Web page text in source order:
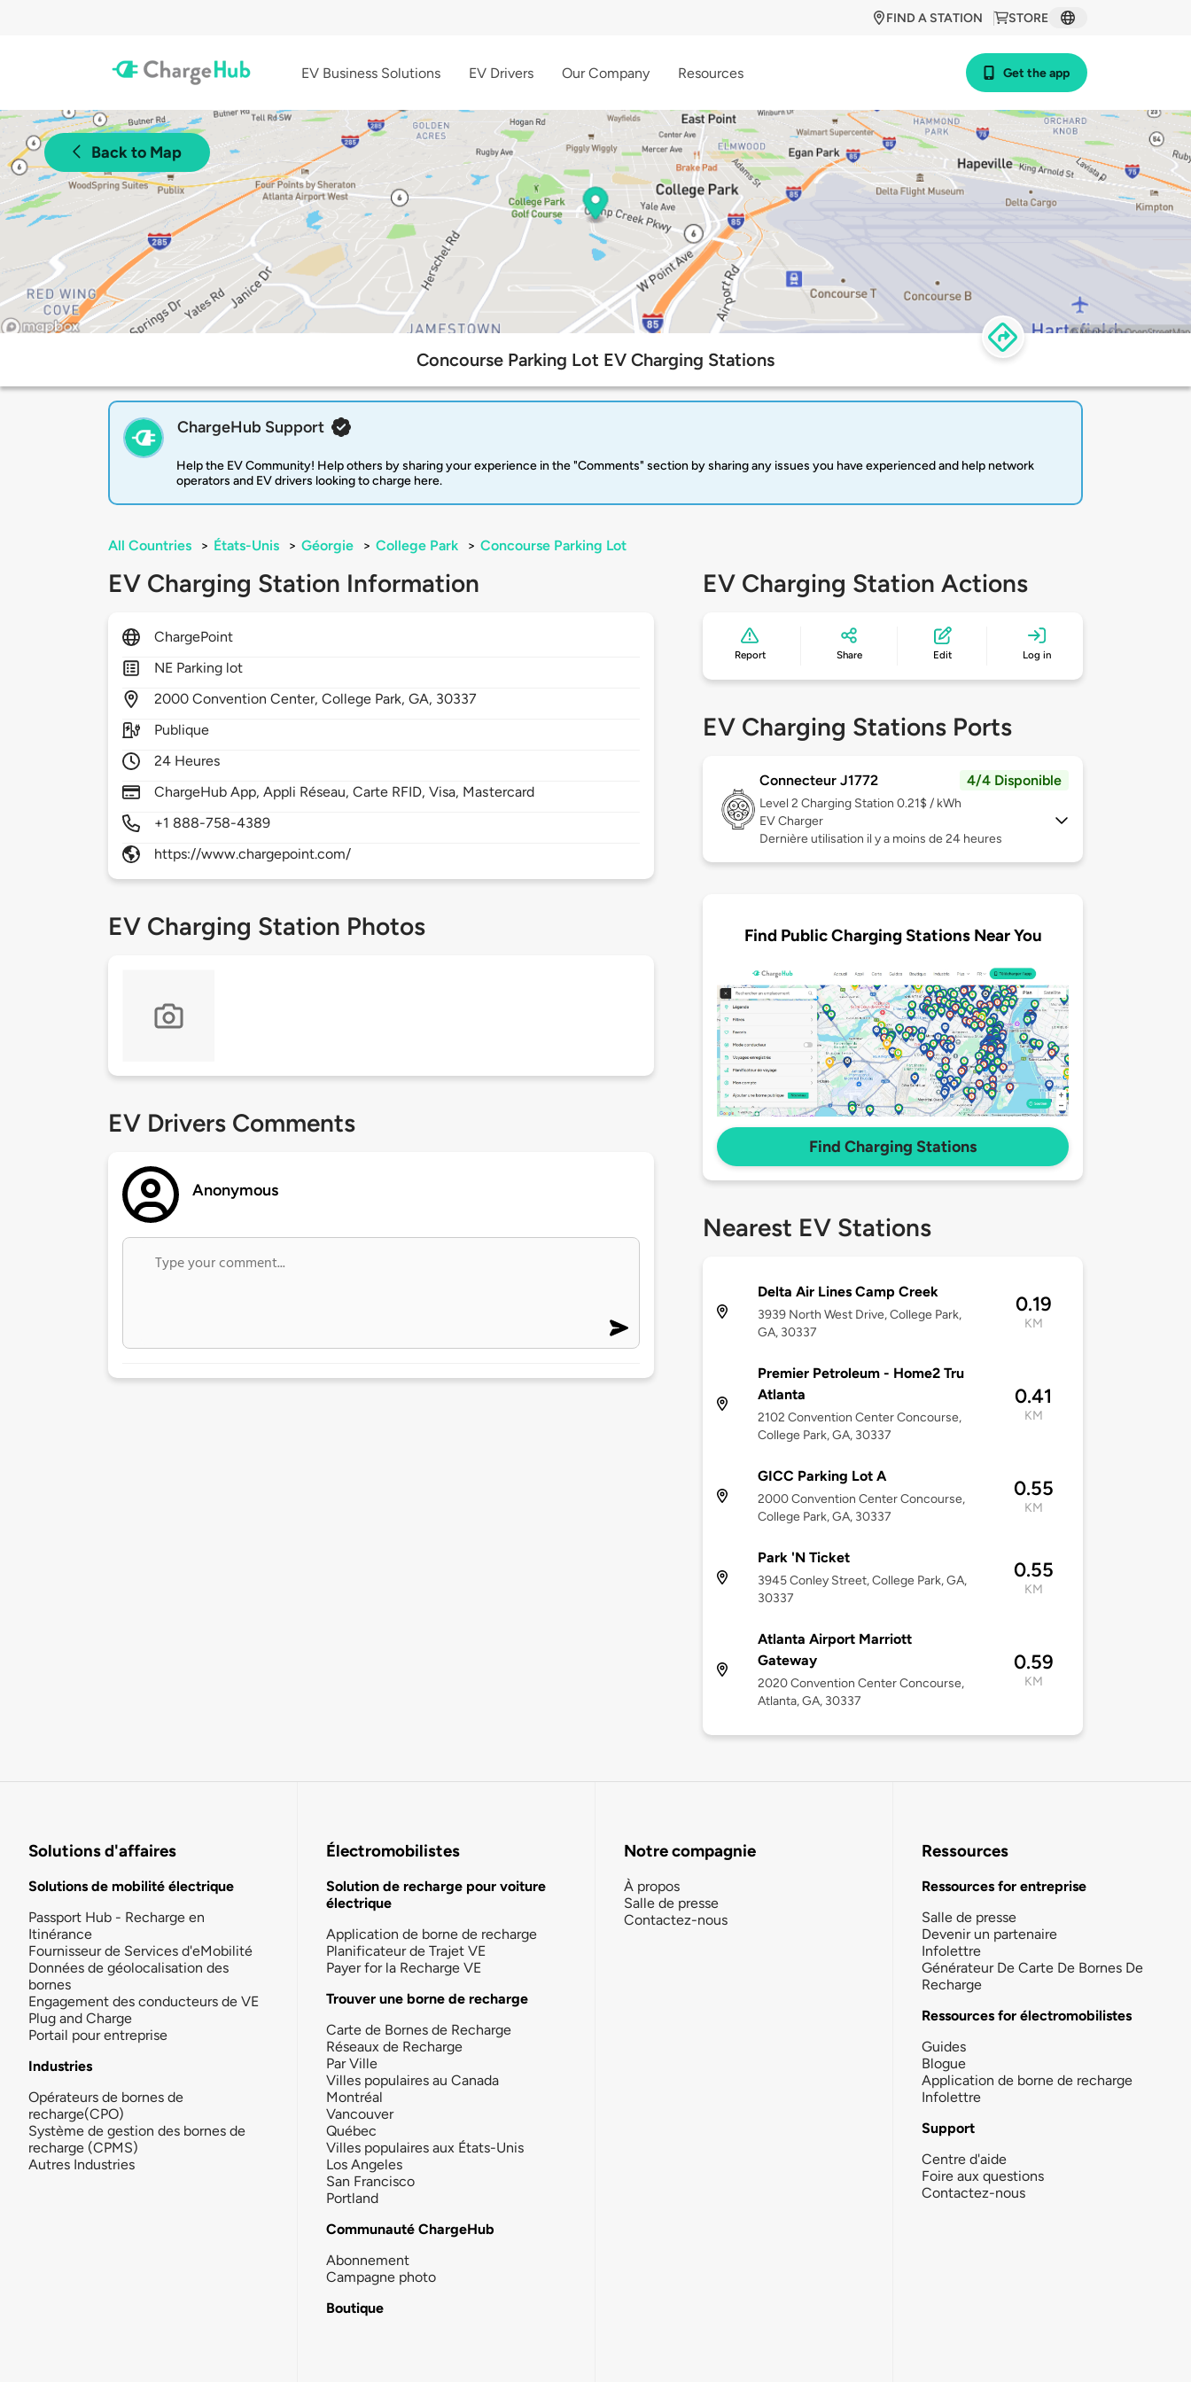
STORE
FIND A STATION
EV Business Solutions EV Drivers Our Company Resources Get the app
Back to Map
Concourse Parking Lot EV Charging Stations
ChargeHub Support
Help the EV Community! Help others by sharing your experience in the "Comments" section by sharing any issues you have experienced and help network
operators and EV drivers looking to charge here.
All Countries > États-Unis > Géorgie > College Park > Concourse Parking Lot
EV Charging Station Information
ChargePoint
NE Parking lot
2000Convention Center,College Park,GA, 30337
Publique
24 Heures
ChargeHub App, Appli Réseau, Carte RFID, Visa, Mastercard
+1 888-758-4389
https://www.chargepoint.com/
EV Charging Station Photos
EV Drivers Comments
Anonymous
EV Charging Station Actions
Report Share Edit Log in
EV Charging Stations Ports
Connecteur J1772 4/4 Disponible
Level 2 Charging Station 0.21$ / kWh
EV Charger
Dernière utilisation il y a moins de 24 heures
Find Public Charging Stations Near You
Find Charging Stations
Nearest EV Stations
Delta Air Lines Camp Creek
3939 North West Drive, College Park,
GA, 30337
0.19
KM
Premier Petroleum - Home2 Tru
Atlanta
2102 Convention Center Concourse,
College Park, GA, 30337
0.41
KM
GICC Parking Lot A
2000 Convention Center Concourse,
College Park, GA, 30337
0.55
KM
Park 'N Ticket
3945 Conley Street, College Park, GA,
30337
0.55
KM
Atlanta Airport Marriott
Gateway
2020 Convention Center Concourse,
Atlanta, GA, 30337
0.59
KM
Solutions d'affaires
Solutions de mobilité électrique
Passport Hub - Recharge en
Itinérance
Fournisseur de Services d'eMobilité
Données de géolocalisation des
bornes
Engagement des conducteurs de VE
Plug and Charge
Portail pour entreprise
Industries
Opérateurs de bornes de
recharge(CPO)
Système de gestion des bornes de
recharge (CPMS)
Autres Industries
Électromobilistes
Solution de recharge pour voiture
électrique
Application de borne de recharge
Planificateur de Trajet VE
Payer for la Recharge VE
Trouver une borne de recharge
Carte de Bornes de Recharge
Réseaux de Recharge
Par Ville
Villes populaires au Canada
Montréal
Vancouver
Québec
Villes populaires aux États-Unis
Los Angeles
San Francisco
Portland
Communauté ChargeHub
Abonnement
Campagne photo
Boutique
Notre compagnie
À propos
Salle de presse
Contactez-nous
Ressources
Ressources for entreprise
Salle de presse
Devenir un partenaire
Infolettre
Générateur De Carte De Bornes De
Recharge
Ressources for électromobilistes
Guides
Blogue
Application de borne de recharge
Infolettre
Support
Centre d'aide
Foire aux questions
Contactez-nous